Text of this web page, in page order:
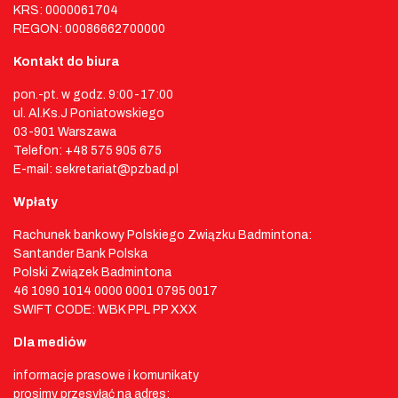
KRS: 0000061704
REGON: 00086662700000
Kontakt do biura
pon.-pt. w godz. 9:00-17:00
ul. Al.Ks.J Poniatowskiego
03-901 Warszawa
Telefon: +48 575 905 675
E-mail: sekretariat@pzbad.pl
Wpłaty
Rachunek bankowy Polskiego Związku Badmintona:
Santander Bank Polska
Polski Związek Badmintona
46 1090 1014 0000 0001 0795 0017
SWIFT CODE: WBK PPL PP XXX
Dla mediów
informacje prasowe i komunikaty
prosimy przesyłać na adres: